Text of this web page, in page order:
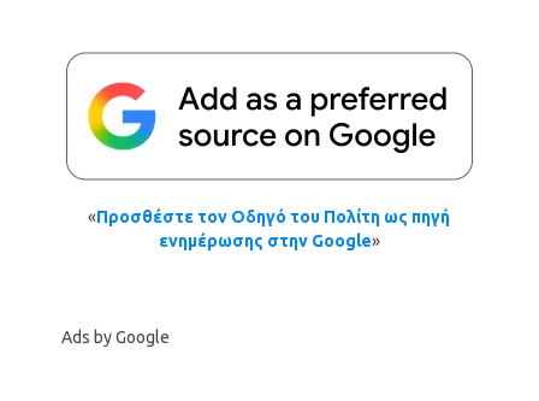
«Προσθέστε τον Οδηγό του Πολίτη ως πηγή
ενημέρωσης στην Google»
Ads by Google